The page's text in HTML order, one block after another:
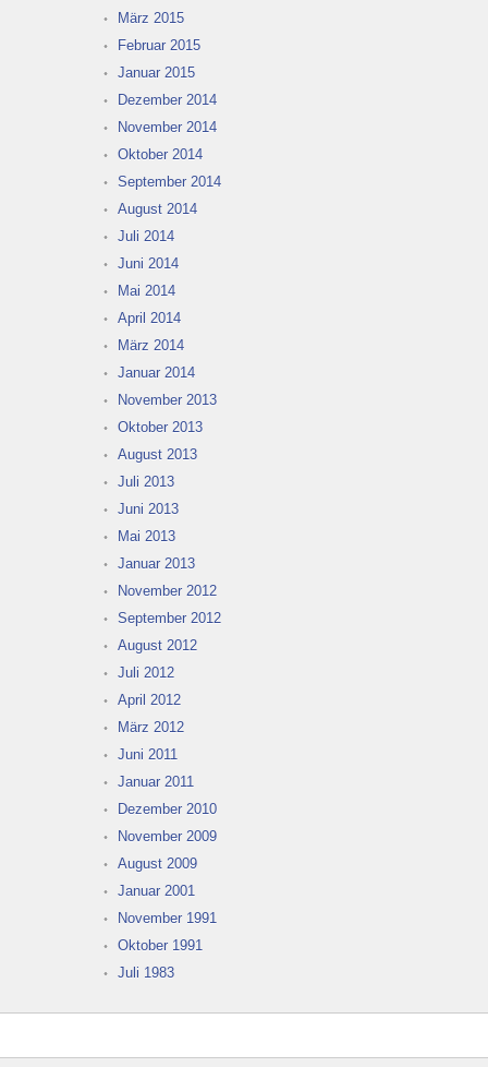
März 2015
Februar 2015
Januar 2015
Dezember 2014
November 2014
Oktober 2014
September 2014
August 2014
Juli 2014
Juni 2014
Mai 2014
April 2014
März 2014
Januar 2014
November 2013
Oktober 2013
August 2013
Juli 2013
Juni 2013
Mai 2013
Januar 2013
November 2012
September 2012
August 2012
Juli 2012
April 2012
März 2012
Juni 2011
Januar 2011
Dezember 2010
November 2009
August 2009
Januar 2001
November 1991
Oktober 1991
Juli 1983